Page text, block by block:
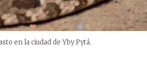
en la ciudad de Yby Pytá.